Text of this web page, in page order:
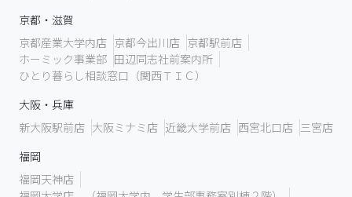
京都・滋賀
京都産業大学内店 京都今出川店 京都駅前店
ホーミック事業部 田辺同志社前案内所
ひとり暮らし相談窓口（関西ＴＩＣ）
大阪・兵庫
新大阪駅前店 大阪ミナミ店 近畿大学前店 西宮北口店 三宮店
福岡
福岡天神店